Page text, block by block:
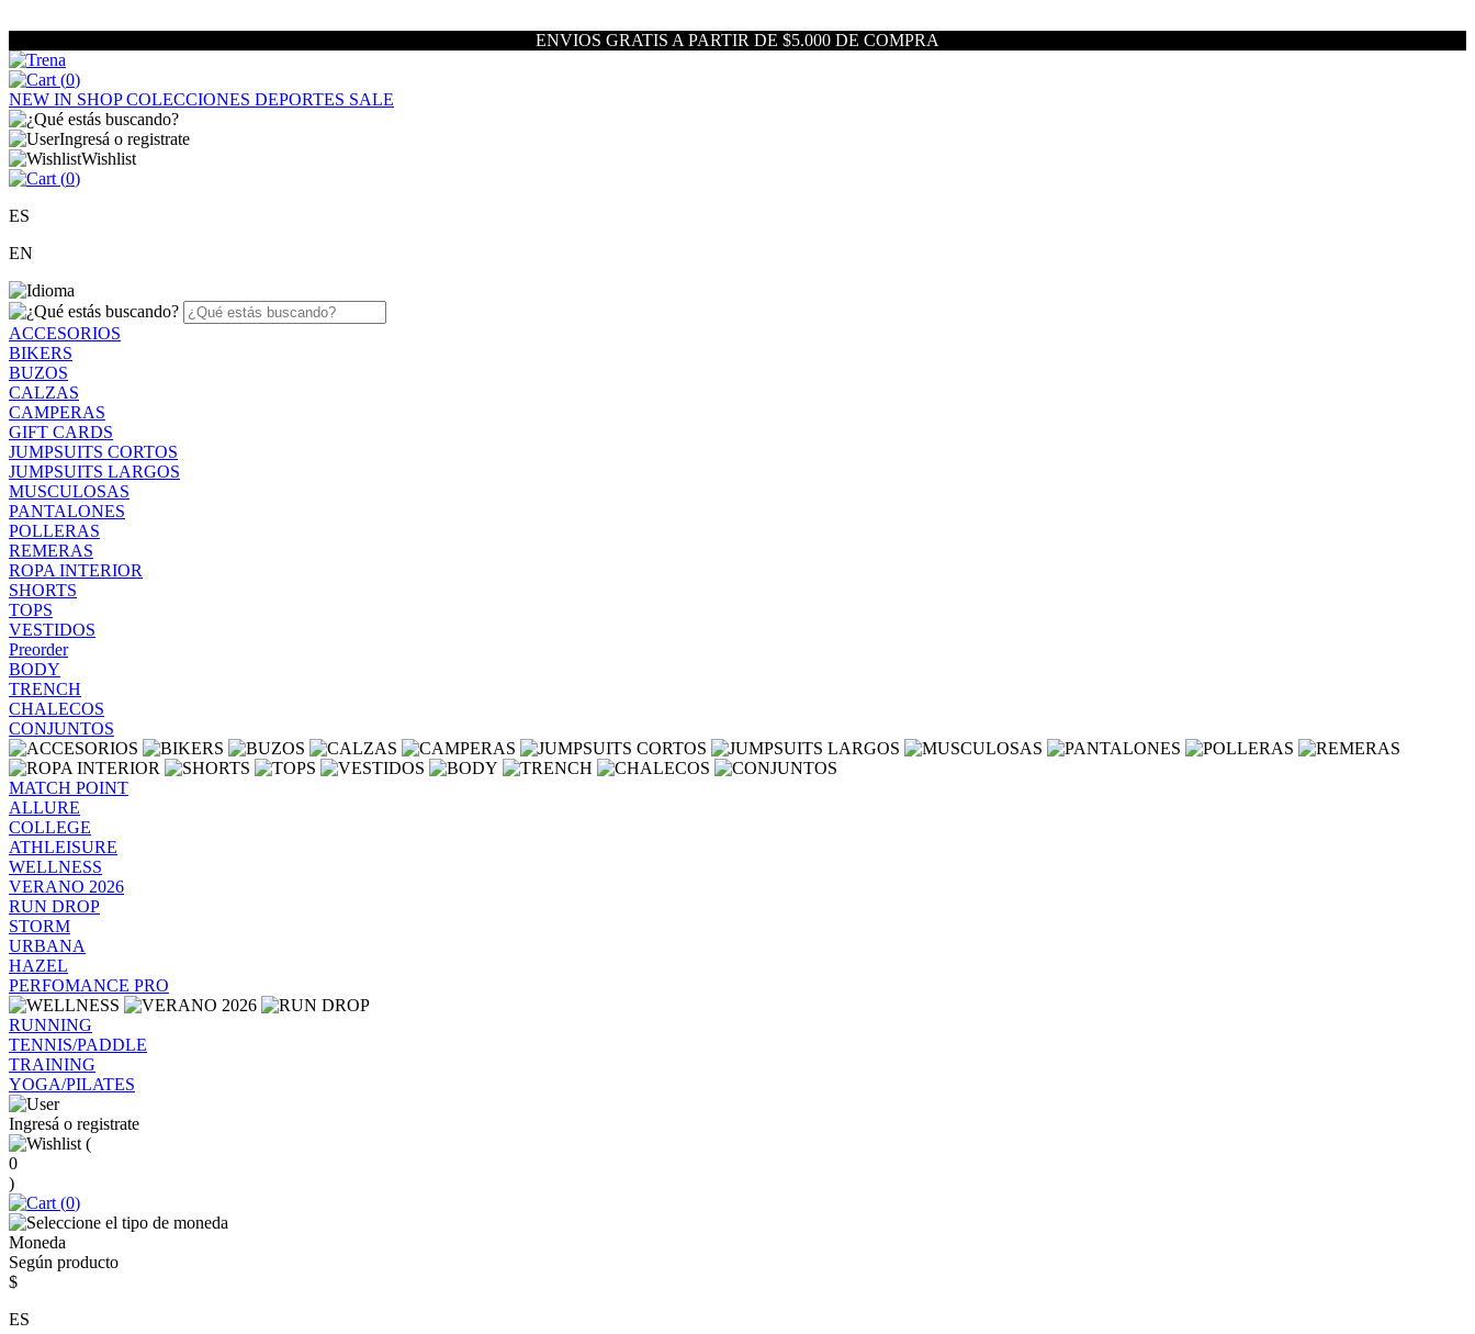
ENVIOS GRATIS A PARTIR DE $5.000 DE COMPRA
(0)
NEW IN SHOPCOLECCIONES DEPORTES SALE
Ingresá o registrate
Wishlist
(0)
ES
EN
ACCESORIOS
BIKERS
BUZOS
CALZAS
CAMPERAS
GIFT CARDS
JUMPSUITS CORTOS
JUMPSUITS LARGOS
MUSCULOSAS
PANTALONES
POLLERAS
REMERAS
ROPA INTERIOR
SHORTS
TOPS
VESTIDOS
Preorder
BODY
TRENCH
CHALECOS
CONJUNTOS
MATCH POINT
ALLURE
COLLEGE
ATHLEISURE
WELLNESS
VERANO 2026
RUN DROP
STORM
URBANA
HAZEL
PERFOMANCE PRO
RUNNING
TENNIS/PADDLE
TRAINING
YOGA/PILATES
Ingresá o registrate
(
0
)
(0)
Moneda
Según producto
$
ES